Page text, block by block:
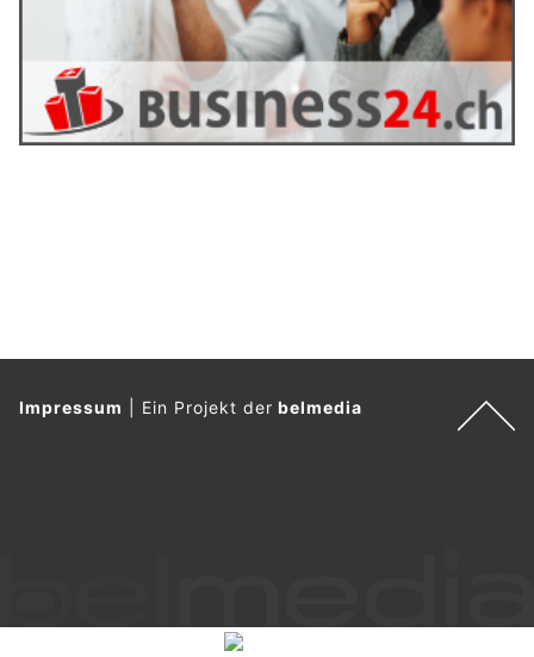
BELMEDIA REDAKTION
Helikopterflüge sind immer wieder ganz besondere
Erlebnisse, besonders, wenn sie mit besonderen Festen und
kulinarischen Highlights verbunden werden.